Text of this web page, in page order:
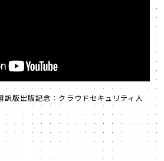
訳版出版記念：クラウドセキュリティ人